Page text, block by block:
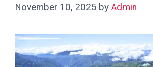
November 10, 2025 by Admin